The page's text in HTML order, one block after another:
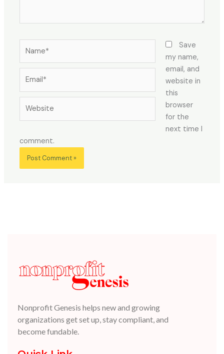
Save
my name,
email, and
website in
this
browser
for the
next time I
comment.
Nonprofit Genesis helps new and growing
organizations get set up, stay compliant, and
become fundable.